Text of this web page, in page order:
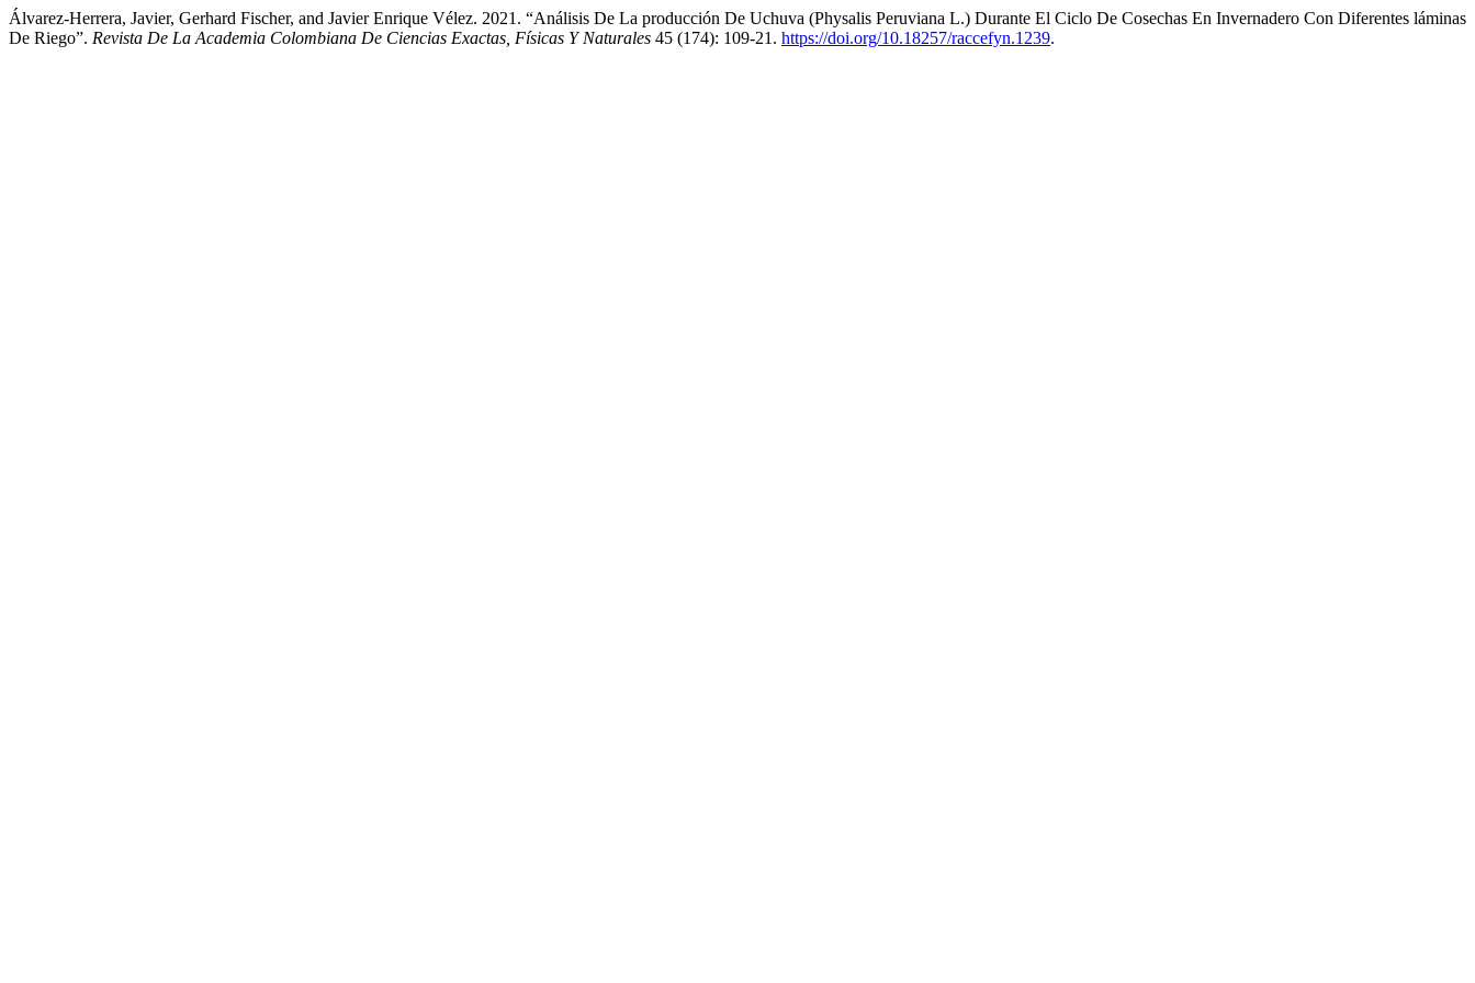
Álvarez-Herrera, Javier, Gerhard Fischer, and Javier Enrique Vélez. 2021. “Análisis De La producción De Uchuva (Physalis Peruviana L.) Durante El Ciclo De Cosechas En Invernadero Con Diferentes láminas
De Riego”. Revista De La Academia Colombiana De Ciencias Exactas, Físicas Y Naturales 45 (174): 109-21. https://doi.org/10.18257/raccefyn.1239.